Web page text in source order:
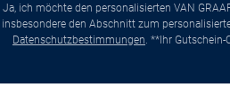
Ja, ich möchte den personalisierten VAN
insbesondere den Abschnitt zum
Datenschutzbestimmungen . **Ihr